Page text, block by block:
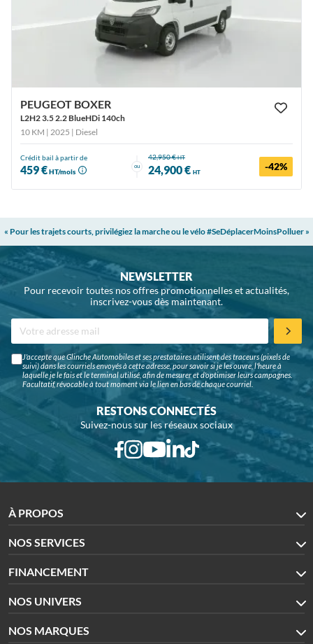
PEUGEOT BOXER
L2H2 3.5 2.2 BlueHDi 140ch
10 KM | 2025 | Diesel
Crédit bail à partir de
459 €HT/mois
ou
42,950 €HT
24,900 € HT -42%
« Pour les trajets courts, privilégiez la marche ou le vélo #SeDéplacerMoinsPolluer »
NEWSLETTER
Pour recevoir toutes nos offres promotionnelles et actualités,
inscrivez-vous dès maintenant.
J'accepte que Glinche Automobiles et ses prestataires utilisent des traceurs (pixels de
suivi) dans les courriels envoyés à cette adresse, pour savoir si je les ouvre, l'heure à
laquelle je le fais et le terminal utilisé, afin de mesurer et d'optimiser leurs campagnes.
Facultatif, révocable à tout moment via le lien en bas de chaque courriel.
RESTONS CONNECTÉS
Suivez-nous sur les réseaux sociaux
À PROPOS
NOS SERVICES
FINANCEMENT
NOS UNIVERS
NOS MARQUES